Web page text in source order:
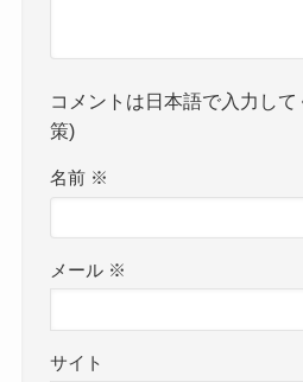
コメントは日本語で入力し
策)
名前 ※
メール ※
サイト